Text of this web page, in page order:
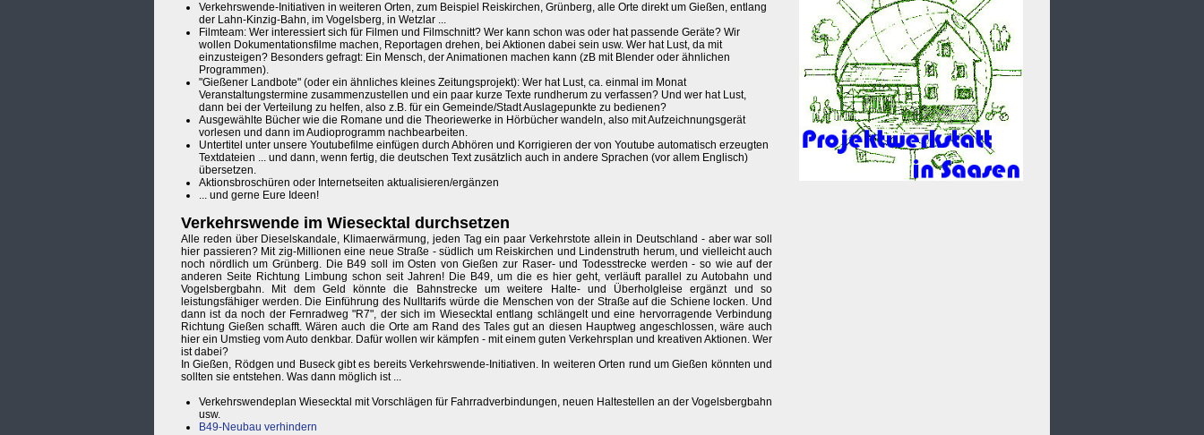
Verkehrswende-Initiativen in weiteren Orten, zum Beispiel Reiskirchen, Grünberg, alle Orte direkt um Gießen, entlang
der Lahn-Kinzig-Bahn, im Vogelsberg, in Wetzlar ...
Filmteam: Wer interessiert sich für Filmen und Filmschnitt? Wer kann schon was oder hat passende Geräte? Wir
wollen Dokumentationsfilme machen, Reportagen drehen, bei Aktionen dabei sein usw. Wer hat Lust, da mit
einzusteigen? Besonders gefragt: Ein Mensch, der Animationen machen kann (zB mit Blender oder ähnlichen
Programmen).
"Gießener Landbote" (oder ein ähnliches kleines Zeitungsprojekt): Wer hat Lust, ca. einmal im Monat
Veranstaltungstermine zusammenzustellen und ein paar kurze Texte rundherum zu verfassen? Und wer hat Lust,
dann bei der Verteilung zu helfen, also z.B. für ein Gemeinde/Stadt Auslagepunkte zu bedienen?
Ausgewählte Bücher wie die Romane und die Theoriewerke in Hörbücher wandeln, also mit Aufzeichnungsgerät
vorlesen und dann im Audioprogramm nachbearbeiten.
Untertitel unter unsere Youtubefilme einfügen durch Abhören und Korrigieren der von Youtube automatisch erzeugten
Textdateien ... und dann, wenn fertig, die deutschen Text zusätzlich auch in andere Sprachen (vor allem Englisch)
übersetzen.
Aktionsbroschüren oder Internetseiten aktualisieren/ergänzen
... und gerne Eure Ideen!
Verkehrswende im Wiesecktal durchsetzen
Alle reden über Dieselskandale, Klimaerwärmung, jeden Tag ein paar Verkehrstote allein in Deutschland - aber war soll
hier passieren? Mit zig-Millionen eine neue Straße - südlich um Reiskirchen und Lindenstruth herum, und vielleicht auch
noch nördlich um Grünberg. Die B49 soll im Osten von Gießen zur Raser- und Todesstrecke werden - so wie auf der
anderen Seite Richtung Limbung schon seit Jahren! Die B49, um die es hier geht, verläuft parallel zu Autobahn und
Vogelsbergbahn. Mit dem Geld könnte die Bahnstrecke um weitere Halte- und Überholgleise ergänzt und so
leistungsfähiger werden. Die Einführung des Nulltarifs würde die Menschen von der Straße auf die Schiene locken. Und
dann ist da noch der Fernradweg "R7", der sich im Wiesecktal entlang schlängelt und eine hervorragende Verbindung
Richtung Gießen schafft. Wären auch die Orte am Rand des Tales gut an diesen Hauptweg angeschlossen, wäre auch
hier ein Umstieg vom Auto denkbar. Dafür wollen wir kämpfen - mit einem guten Verkehrsplan und kreativen Aktionen. Wer
ist dabei?
In Gießen, Rödgen und Buseck gibt es bereits Verkehrswende-Initiativen. In weiteren Orten rund um Gießen könnten und
sollten sie entstehen. Was dann möglich ist ...
Verkehrswendeplan Wiesecktal mit Vorschlägen für Fahrradverbindungen, neuen Haltestellen an der Vogelsbergbahn
usw.
B49-Neubau verhindern